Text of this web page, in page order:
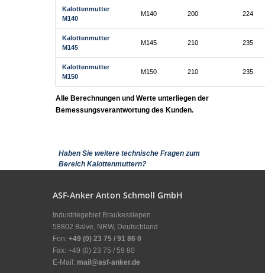
Kalottenmutter
M140
M140 200 224
Kalottenmutter
M145
M145 210 235
Kalottenmutter
M150
M150 210 235
Alle Berechnungen und Werte unterliegen der
Bemessungsverantwortung des Kunden.
Anzeigen
Haben Sie weitere technische Fragen zum
Bereich Kalottenmuttern?
ASF-Anker Anton Schmoll GmbH
Industriegebiet Braukessiepen
58802 Balve, NRW, Deutschland
Fon: +49 (0) 23 75 / 91 86 0
Fax: +49 (0) 23 75 / 59 80
E-Mail: mail@asf-anker.de